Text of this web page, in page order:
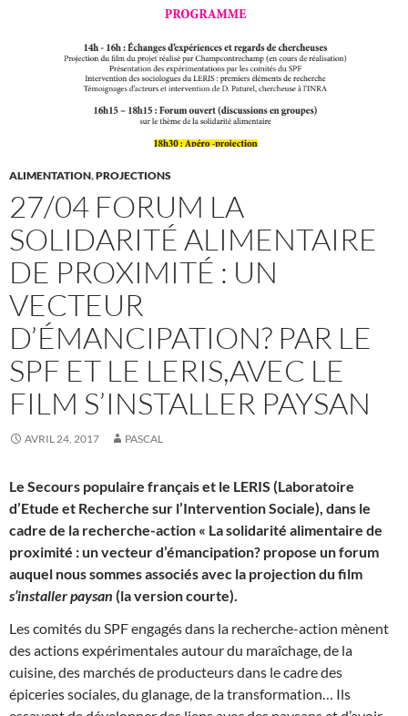
ALIMENTATION,PROJECTIONS
27/04 FORUM LA
SOLIDARITÉ ALIMENTAIRE
DE PROXIMITÉ : UN
VECTEUR
D’ÉMANCIPATION? PAR LE
SPF ET LE LERIS,AVEC LE
FILM S’INSTALLER PAYSAN
AVRIL 24, 2017 PASCAL
Le Secours populaire françaiset le LERIS (Laboratoire
d’Etude et Recherche sur l’Intervention Sociale), dans le
cadre de la recherche-action « La solidarité alimentaire de
proximité : un vecteur d’émancipation? propose un forum
auquel nous sommes associés avec la projection du film
s’installer paysan (la version courte).
Les comités du SPF engagés dans la recherche-action mènent
des actions expérimentales autour du maraîchage, de la
cuisine, des marchés de producteurs dans le cadre des
épiceries sociales, du glanage, de la transformation… Ils